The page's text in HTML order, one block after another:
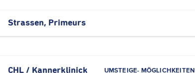
Strassen, Primeurs
CHL / Kannerklinick
UMSTEIGE- MÖGLICHKEITEN